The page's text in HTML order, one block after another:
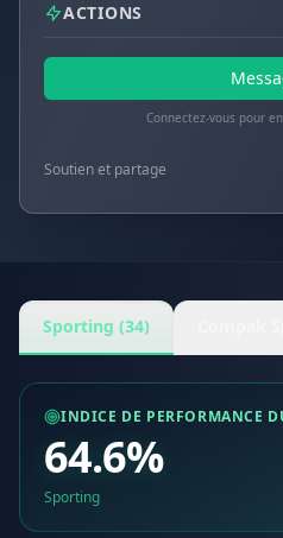
ACTIONS
Connectez-vous pour
Soutien et partage
Sporting (34)
INDICE DE PERFORMANCE
64.6%
Sporting